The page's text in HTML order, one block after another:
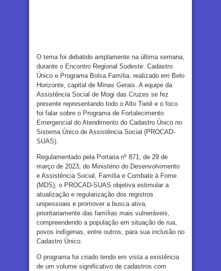
O tema foi debatido amplamente na última semana,
durante o Encontro Regional Sudeste: Cadastro
Único e Programa Bolsa Família, realizado em Belo
Horizonte, capital de Minas Gerais. A equipe da
Assistência Social de Mogi das Cruzes se fez
presente representando todo o Alto Tietê e o foco
foi falar sobre o Programa de Fortalecimento
Emergencial do Atendimento do Cadastro Único no
Sistema Único de Assistência Social (PROCAD-
SUAS).
Regulamentado pela Portaria nº 871, de 29 de
março de 2023, do Ministério do Desenvolvimento
e Assistência Social, Família e Combate à Fome
(MDS), o PROCAD-SUAS objetiva estimular a
atualização e regularização dos registros
unipessoais e promover a busca ativa,
prioritariamente das famílias mais vulneráveis,
compreendendo a população em situação de rua,
povos indígenas, entre outros, para sua inclusão no
Cadastro Único.
O programa foi criado tendo em vista a existência
de um volume significativo de cadastros com